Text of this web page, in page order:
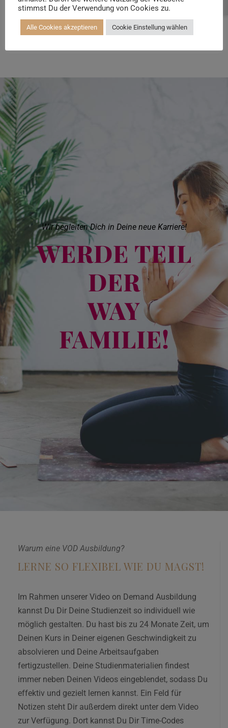
MEHR ERFAHREN
Wir begleiten Dich in Deine neue Karriere!
WERDE TEIL
DER
WAY
FAMILIE!
Warum eine VOD Ausbildung?
LERNE SO FLEXIBEL WIE DU MAGST!
Im Rahmen unserer Video on Demand Ausbildung
kannst Du Dir Deine Studienzeit so individuell wie
möglich gestalten. Du hast bis zu 24 Monate Zeit, um
Deinen Kurs in Deiner eigenen Geschwindigkeit zu
absolvieren und Deine Arbeitsaufgaben
fertigzustellen. Deine Studienmaterialien findest
immer neben Deinen Videos eingeblendet, sodass Du
effektiv und gezielt lernen kannst. Ein Feld für
Notizen steht Dir außerdem direkt unter dem Video
zur Verfügung. Dort kannst Du Dir Time-Codes
stimmst Du der Verwendung von Cookies zu.
Alle Cookies akzeptieren Cookie Einstellung wählen